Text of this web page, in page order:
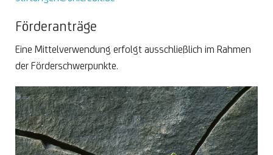
Förderanträge
Eine Mittelverwendung erfolgt ausschließlich im Rahmen
der Förderschwerpunkte.